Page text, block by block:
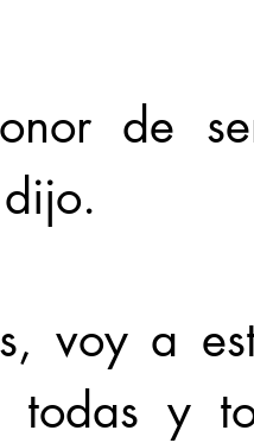
de
voy a
todas y